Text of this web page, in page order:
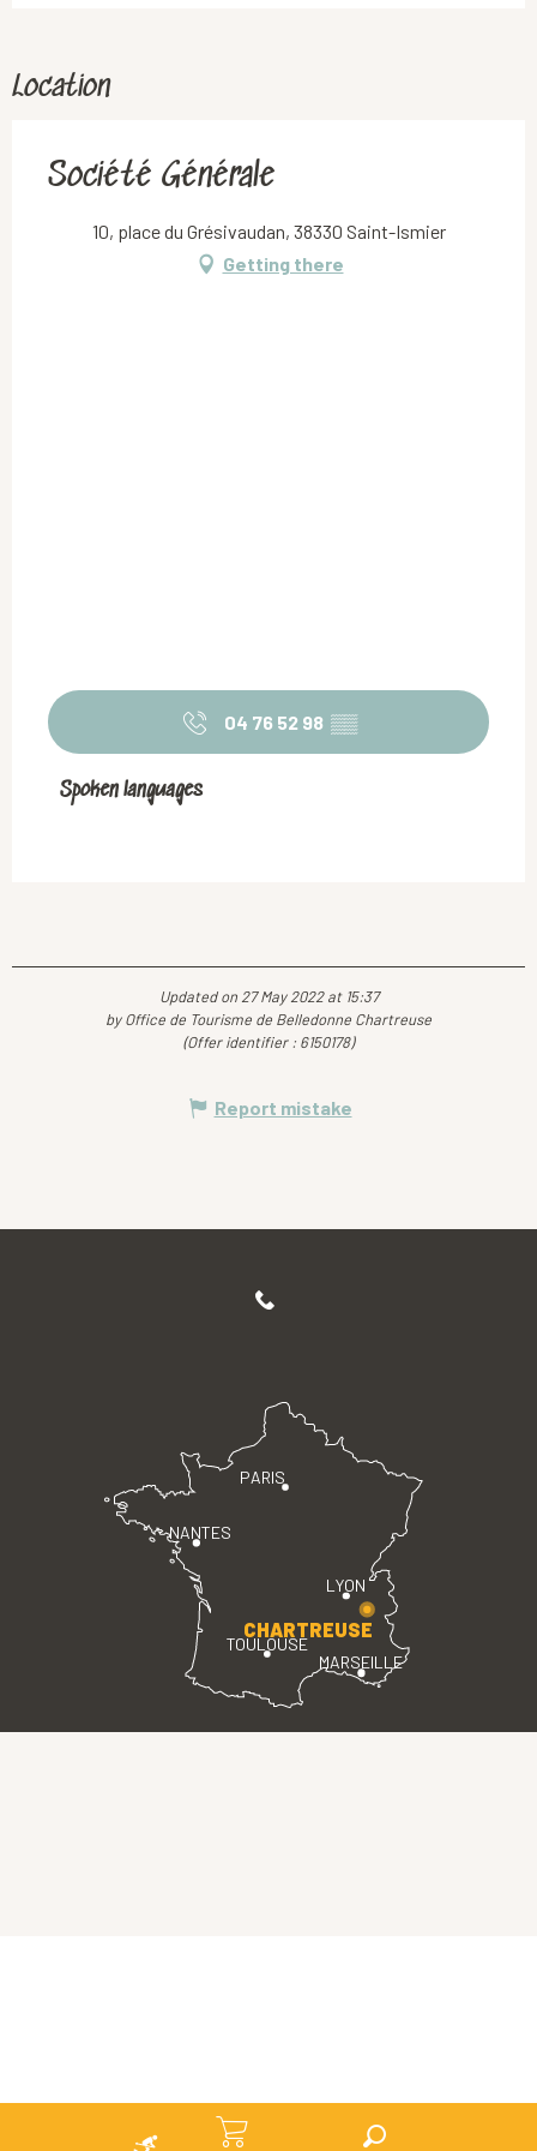
Location
Société Générale
10, place du Grésivaudan, 38330 Saint-Ismier
Getting there
04 76 52 98 ▒▒
Spoken languages
Spoken languages
Updated on 27 May 2022 at 15:37
by Office de Tourisme de Belledonne Chartreuse
(Offer identifier : 6150178)
Report mistake
PARIS
LYON
TOULOUSE
MARSEILLE
NANTES
CHARTREUSE